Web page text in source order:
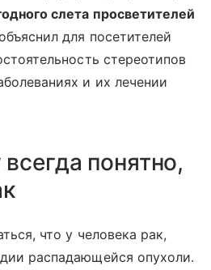
слета просветителей
для посетителей
стереотипов
и их лечении
понятно,
что у человека рак,
распадающейся опухоли.